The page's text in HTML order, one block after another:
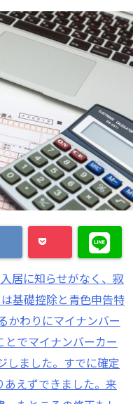
居に知らせがなく、寂
基礎控除と青色申告特
かわりにマイナンバー
とでマイナンバーカー
しました。すでに確定
あえずできました。来